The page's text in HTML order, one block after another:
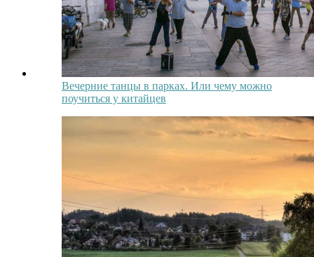
Вечерние танцы в парках. Или чему можно
поучиться у китайцев